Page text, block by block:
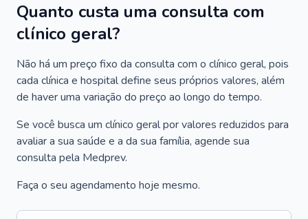
Quanto custa uma consulta com
clínico geral?
Não há um preço fixo da consulta com o clínico geral, pois
cada clínica e hospital define seus próprios valores, além
de haver uma variação do preço ao longo do tempo.
Se você busca um clínico geral por valores reduzidos para
avaliar a sua saúde e a da sua família, agende sua
consulta pela Medprev.
Faça o seu agendamento hoje mesmo.